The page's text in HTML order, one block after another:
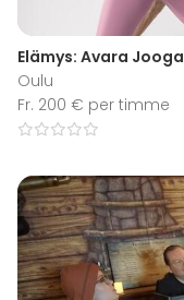
Elämys: Avara Jooga
Oulu
Fr. 200 € per timme